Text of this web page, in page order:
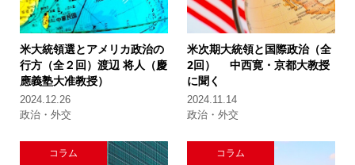
米大統領選とアメリカ政治の
行方（全２回） 渡辺 将人（慶
應義塾大准教授）
2024.12.26
政治・外交
米次期大統領と国際政治（全
2回）
中西寛・京都大教授
に聞く
2024.11.14
政治・外交
コラム コラム